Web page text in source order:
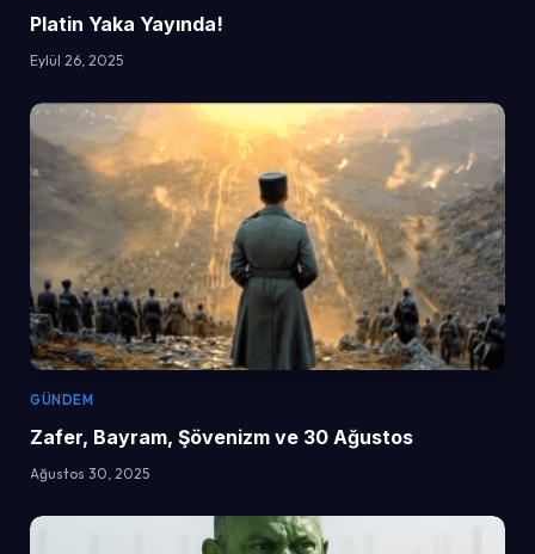
Platin Yaka Yayında!
Eylül 26, 2025
GÜNDEM
Zafer, Bayram, Şövenizm ve 30 Ağustos
Ağustos 30, 2025